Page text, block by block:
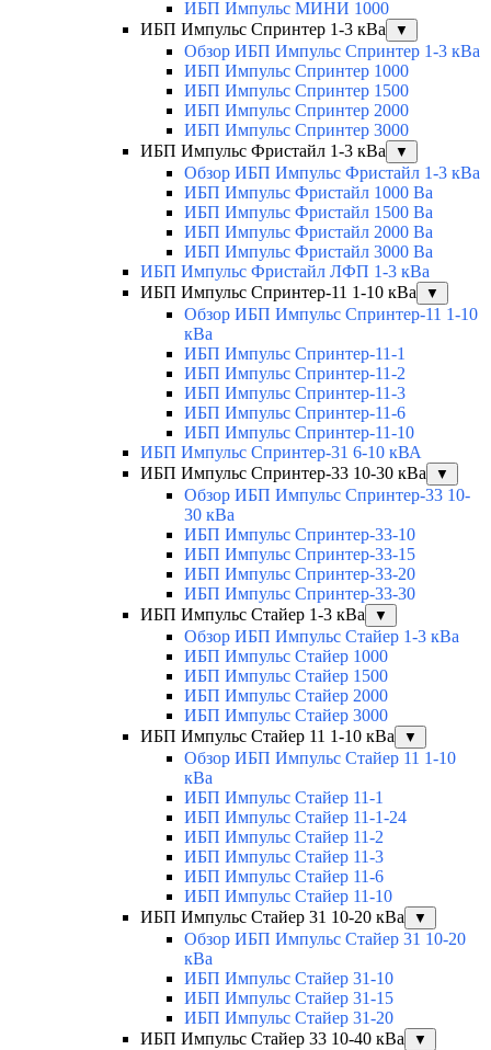
ИБП Импульс МИНИ 1000
ИБП Импульс Спринтер 1-3 кВа
▼
Обзор ИБП Импульс Спринтер 1-3 кВа
ИБП Импульс Спринтер 1000
ИБП Импульс Спринтер 1500
ИБП Импульс Спринтер 2000
ИБП Импульс Спринтер 3000
ИБП Импульс Фристайл 1-3 кВа
▼
Обзор ИБП Импульс Фристайл 1-3 кВа
ИБП Импульс Фристайл 1000 Ва
ИБП Импульс Фристайл 1500 Ва
ИБП Импульс Фристайл 2000 Ва
ИБП Импульс Фристайл 3000 Ва
ИБП Импульс Фристайл ЛФП 1-3 кВа
ИБП Импульс Спринтер-11 1-10 кВа
▼
Обзор ИБП Импульс Спринтер-11 1-10
кВа
ИБП Импульс Спринтер-11-1
ИБП Импульс Спринтер-11-2
ИБП Импульс Спринтер-11-3
ИБП Импульс Спринтер-11-6
ИБП Импульс Спринтер-11-10
ИБП Импульс Спринтер-31 6-10 кВА
ИБП Импульс Спринтер-33 10-30 кВа
▼
Обзор ИБП Импульс Спринтер-33 10-
30 кВа
ИБП Импульс Спринтер-33-10
ИБП Импульс Спринтер-33-15
ИБП Импульс Спринтер-33-20
ИБП Импульс Спринтер-33-30
ИБП Импульс Стайер 1-3 кВа
▼
Обзор ИБП Импульс Стайер 1-3 кВа
ИБП Импульс Стайер 1000
ИБП Импульс Стайер 1500
ИБП Импульс Стайер 2000
ИБП Импульс Стайер 3000
ИБП Импульс Стайер 11 1-10 кВа
▼
Обзор ИБП Импульс Стайер 11 1-10
кВа
ИБП Импульс Стайер 11-1
ИБП Импульс Стайер 11-1-24
ИБП Импульс Стайер 11-2
ИБП Импульс Стайер 11-3
ИБП Импульс Стайер 11-6
ИБП Импульс Стайер 11-10
ИБП Импульс Стайер 31 10-20 кВа
▼
Обзор ИБП Импульс Стайер 31 10-20
кВа
ИБП Импульс Стайер 31-10
ИБП Импульс Стайер 31-15
ИБП Импульс Стайер 31-20
ИБП Импульс Стайер 33 10-40 кВа
▼